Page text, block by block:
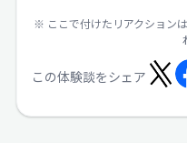
※ ここで付けたリアクション
この体験談をシェア